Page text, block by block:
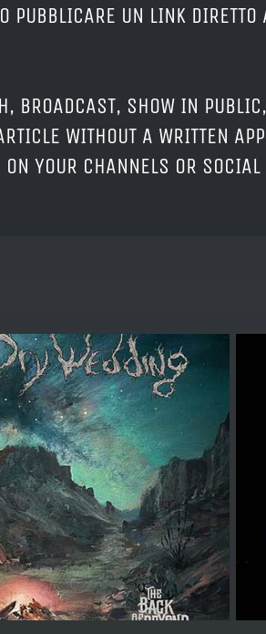
PUBBLICARE UN LINK DIRETTO
BROADCAST, SHOW IN
WITHOUT A WRITTEN
YOUR CHANNELS OR SOCIAL